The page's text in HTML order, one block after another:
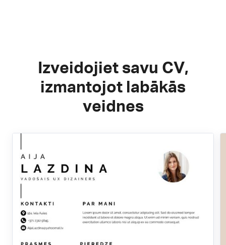
Izveidojiet savu CV,
izmantojot labākās
veidnes